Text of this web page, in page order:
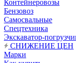
Контейнеровозы
Бензовоз
Самосвальные
Спецтехника
Экскаватор-
СНИЖЕНИЕ ЦЕН
Марки